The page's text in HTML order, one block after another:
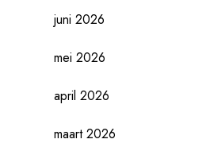
juni 2026
mei 2026
april 2026
maart 2026